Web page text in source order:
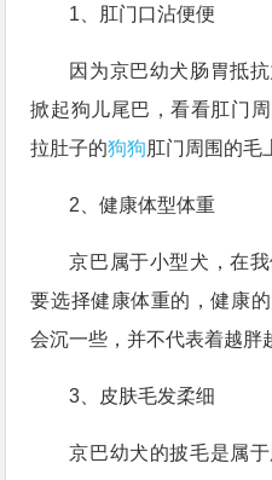
1、肛门口沾便便
因为京巴幼犬肠胃抵
掀起狗儿尾巴，看看肛门
拉肚子的狗狗肛门周围的毛
2、健康体型体重
京巴属于小型犬，在
要选择健康体重的，健康
会沉一些，并不代表着越胖
3、皮肤毛发柔细
京巴幼犬的披毛是属